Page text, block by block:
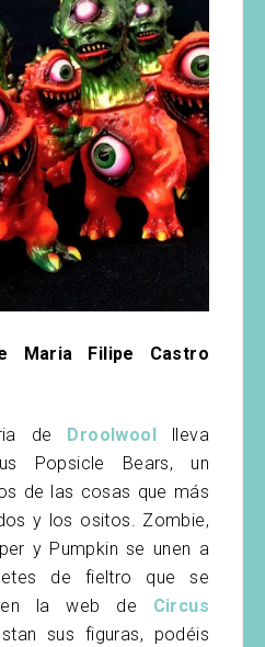
Maria Filipe Castro
de Droolwool
lleva
Popsicle Bears, un
de las cosas que más
y los ositos. Zombie,
y Pumpkin se unen a
de fieltro que se
en la web de Circus
sus figuras, podéis